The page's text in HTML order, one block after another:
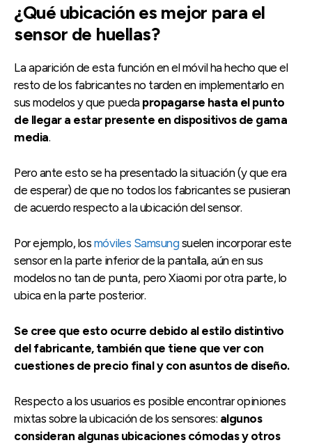
¿Qué ubicación es mejor para el
sensor de huellas?
La aparición de esta función en el móvil ha hecho que el
resto de los fabricantes no tarden en implementarlo en
sus modelos y que pueda propagarse hasta el punto
de llegar a estar presente en dispositivos de gama
media.
Pero ante esto se ha presentado la situación (y que era
de esperar) de que no todos los fabricantes se pusieran
de acuerdo respecto a la ubicación del sensor.
Por ejemplo, los móviles Samsung suelen incorporar este
sensor en la parte inferior de la pantalla, aún en sus
modelos no tan de punta, pero Xiaomi por otra parte, lo
ubica en la parte posterior.
Se cree que esto ocurre debido al estilo distintivo
del fabricante, también que tiene que ver con
cuestiones de precio final y con asuntos de diseño.
Respecto a los usuarios es posible encontrar opiniones
mixtas sobre la ubicación de los sensores: algunos
consideran algunas ubicaciones cómodas y otros